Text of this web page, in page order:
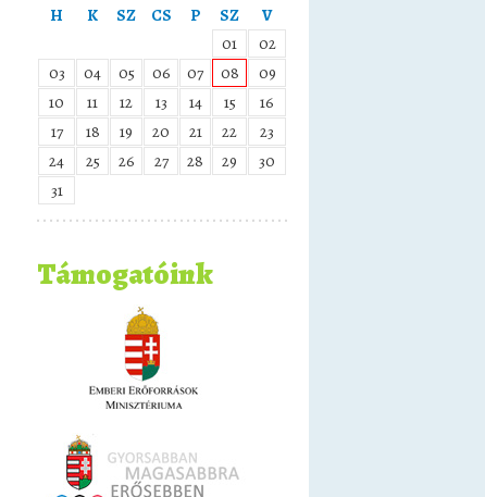
H
K SZ CS P SZ
V
01
02
03
04 05 06 07 08
09
10
11 12 13 14 15
16
17
18 19 20 21 22
23
24
25 26 27 28 29
30
31
Támogatóink